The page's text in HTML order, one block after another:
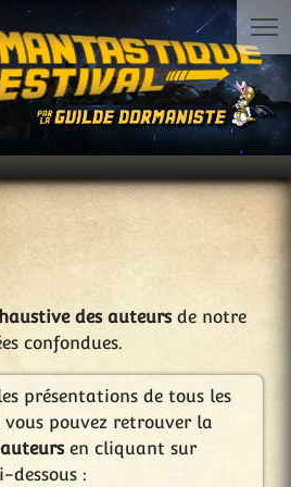
des auteursde notre
confondues.
présentations de tous les
pouvez retrouver la
en cliquant sur
dessous :